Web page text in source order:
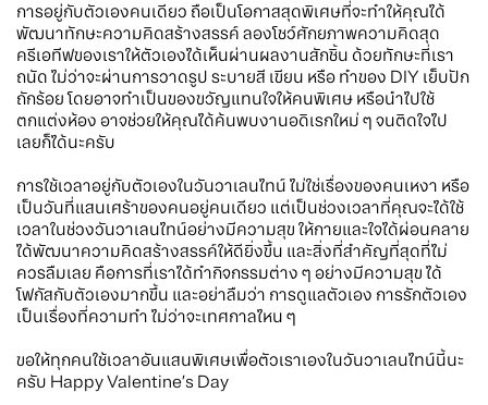
การอยู่กับตัวเองคนเดียว ถือเป็นโอกาสสุดพิเศษที่จะทำให้คุณได้
พัฒนาทักษะความคิดสร้างสรรค์ ลองโชว์ศักยภาพความคิดสุด
ครีเอทีฟของเราให้ตัวเองได้เห็นผ่านผลงานสักชิ้น ด้วยทักษะที่เรา
ถนัด ไม่ว่าจะผ่านการวาดรูป ระบายสี เขียน หรือ ทำของ DIY เย็บปัก
ถักร้อย โดยอาจทำเป็นของขวัญแทนใจให้คนพิเศษ หรือนำไปใช้
ตกแต่งห้อง อาจช่วยให้คุณได้ค้นพบงานอดิเรกใหม่ ๆ จนติดใจไป
เลยก็ได้นะครับ
การใช้เวลาอยู่กับตัวเองในวันวาเลนไทน์ ไม่ใช่เรื่องของคนเหงา หรือ
เป็นวันที่แสนเศร้าของคนอยู่คนเดียว แต่เป็นช่วงเวลาที่คุณจะได้ใช้
เวลาในช่วงวันวาเลนไทน์อย่างมีความสุข ให้กายและใจได้ผ่อนคลาย
ได้พัฒนาความคิดสร้างสรรค์ให้ดียิ่งขึ้น และสิ่งที่สำคัญที่สุดที่ไม่
ควรลืมเลย คือการที่เราได้ทำกิจกรรมต่าง ๆ อย่างมีความสุข ได้
โฟกัสกับตัวเองมากขึ้น และอย่าลืมว่า การดูแลตัวเอง การรักตัวเอง
เป็นเรื่องที่ความทำ ไม่ว่าจะเทศกาลไหน ๆ
ขอให้ทุกคนใช้เวลาอันแสนพิเศษเพื่อตัวเราเองในวันวาเลนไทน์นี้นะ
ครับ Happy Valentine’s Day